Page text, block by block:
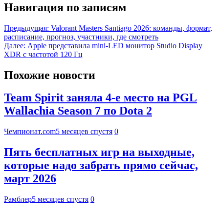
Навигация по записям
Предыдущая: Valorant Masters Santiago 2026: команды, формат,
расписание, прогноз, участники, где смотреть
Далее: Apple представила mini-LED монитор Studio Display
XDR с частотой 120 Гц
Похожие новости
Team Spirit заняла 4-е место на PGL
Wallachia Season 7 по Dota 2
Чемпионат.com5 месяцев спустя 0
Пять бесплатных игр на выходные,
которые надо забрать прямо сейчас,
март 2026
Рамблер5 месяцев спустя 0